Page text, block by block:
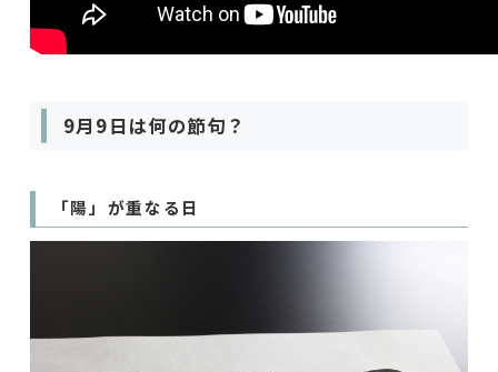
9月9日は何の節句？
「陽」が重なる日